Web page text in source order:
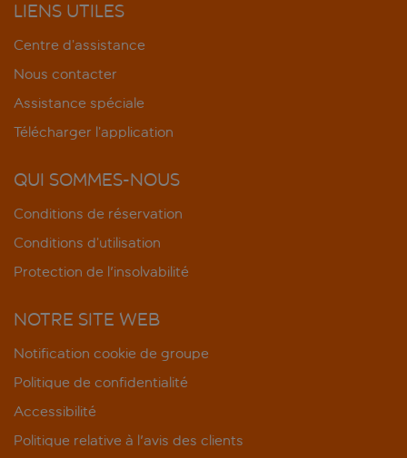
LIENS UTILES
Centre d’assistance
Nous contacter
Assistance spéciale
Télécharger l’application
QUI SOMMES-NOUS
Conditions de réservation
Conditions d’utilisation
Protection de l'insolvabilité
NOTRE SITE WEB
Notification cookie de groupe
Politique de confidentialité
Accessibilité
Politique relative à l'avis des clients